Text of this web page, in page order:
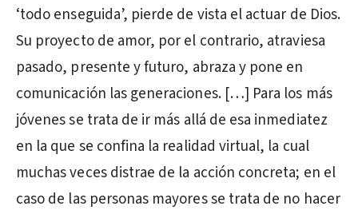
‘todo enseguida’, pierde de vista el actuar de Dios.
Su proyecto de amor, por el contrario, atraviesa
pasado, presente y futuro, abraza y pone en
comunicación las generaciones. […] Para los más
jóvenes se trata de ir más allá de esa inmediatez
en la que se confina la realidad virtual, la cual
muchas veces distrae de la acción concreta; en el
caso de las personas mayores se trata de no hacer